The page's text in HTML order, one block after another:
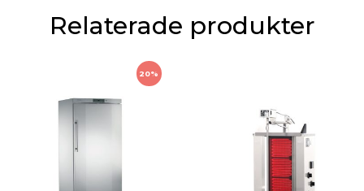
Relaterade produkter
20%